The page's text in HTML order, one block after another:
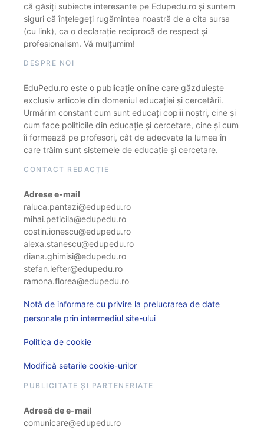
că găsiți subiecte interesante pe Edupedu.ro și suntem
siguri că înțelegeți rugămintea noastră de a cita sursa
(cu link), ca o declarație reciprocă de respect și
profesionalism. Vă mulțumim!
DESPRE NOI
EduPedu.ro este o publicație online care găzduiește
exclusiv articole din domeniul educației și cercetării.
Urmărim constant cum sunt educați copiii noștri, cine și
cum face politicile din educație și cercetare, cine și cum
îi formează pe profesori, cât de adecvate la lumea în
care trăim sunt sistemele de educație și cercetare.
CONTACT REDACȚIE
Adrese e-mail
raluca.pantazi@edupedu.ro
mihai.peticila@edupedu.ro
costin.ionescu@edupedu.ro
alexa.stanescu@edupedu.ro
diana.ghimisi@edupedu.ro
stefan.lefter@edupedu.ro
ramona.florea@edupedu.ro
Notă de informare cu privire la prelucrarea de date
personale prin intermediul site-ului
Politica de cookie
Modifică setarile cookie-urilor
PUBLICITATE ȘI PARTENERIATE
Adresă de e-mail
comunicare@edupedu.ro